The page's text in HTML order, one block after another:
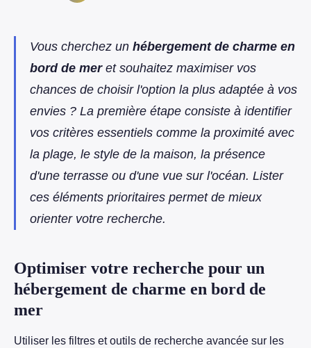
Vous cherchez un hébergement de charme en
bord de meret souhaitez maximiser vos
chances de choisir l'option la plus adaptée à vos
envies ? La première étape consiste à identifier
vos critères essentiels comme la proximité avec
la plage, le style de la maison, la présence
d'une terrasse ou d'une vue sur l'océan. Lister
ces éléments prioritaires permet de mieux
orienter votre recherche.
Optimiser votre recherche pour un
hébergement de charme en bord de
mer
Utiliser les filtres et outils de recherche avancée sur les